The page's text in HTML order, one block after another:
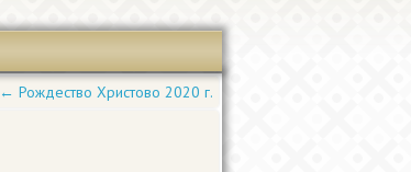
← Рождество Христово 2020 г.